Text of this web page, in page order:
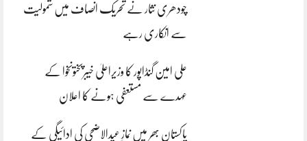
چودھری نثار نے تحریک انصاف میں شمولیت
سے انکاری رہے
علی امین گنڈاپور کا وزیراعلیٰ خیبرپختونخوا کے
عہدے سے مستعفی ہونے کا اعلان
پاکستان بھر میں نمازِ عیدالاضحی کی ادائیگی کے